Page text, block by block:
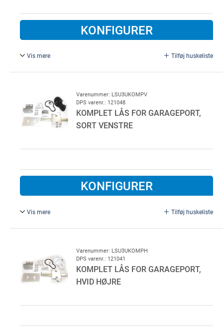
KONFIGURER
Vis mere Tilføj huskeliste
Komplet for LDG højre side excl. Cylinder. 5 eller 7 stifts
Varenummer: LSU3UKOMPV
DPS varenr.: 121048
KOMPLET LÅS FOR GARAGEPORT,
SORT VENSTRE
KONFIGURER
Vis mere Tilføj huskeliste
Komplet for LDG venstre side excl. Cylinder. 5 eller 7
Varenummer: LSU3UKOMPH
DPS varenr.: 121041
KOMPLET LÅS FOR GARAGEPORT,
HVID HØJRE